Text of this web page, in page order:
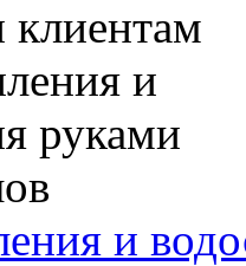
клиентам
и